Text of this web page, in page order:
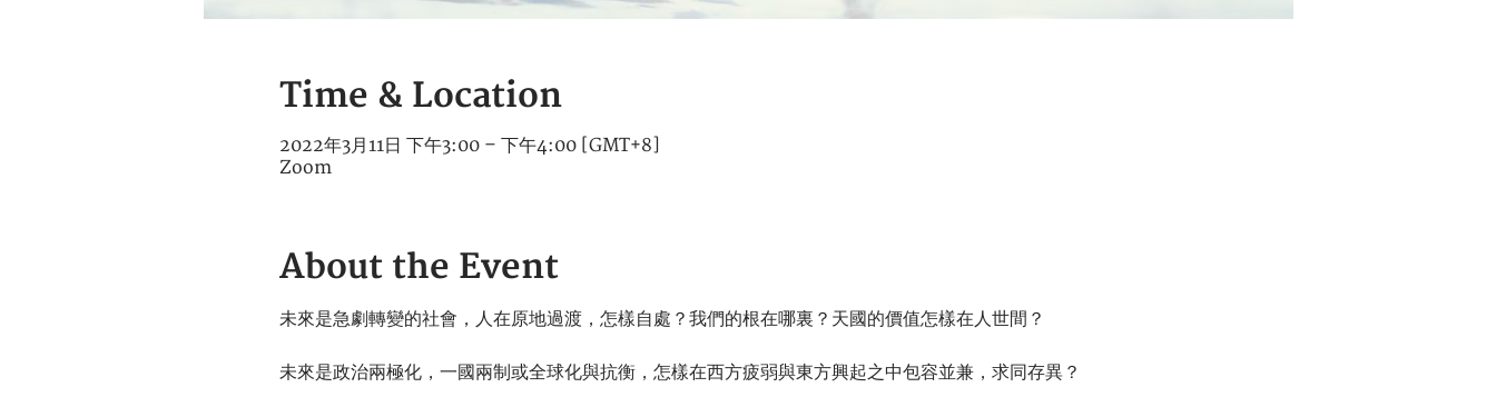
Time & Location
2022年3月11日 下午3:00 – 下午4:00 [GMT+8]
Zoom
About the Event
未來是急劇轉變的社會，人在原地過渡，怎樣自處？我們的根在哪裏？天國的價值怎樣在人世間？
未來是政治兩極化，一國兩制或全球化與抗衡，怎樣在西方疲弱與東方興起之中包容並兼，求同存異？